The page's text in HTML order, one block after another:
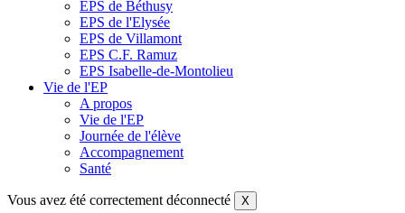
EPS de Béthusy
EPS de l'Elysée
EPS de Villamont
EPS C.F. Ramuz
EPS Isabelle-de-Montolieu
Vie de l'EP
A propos
Vie de l'EP
Journée de l'élève
Accompagnement
Santé
Vous avez été correctement déconnecté X